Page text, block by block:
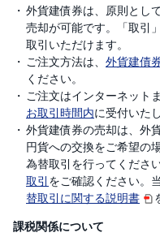
外貨建債券は、原則とし
売却が可能です。「取引
取引いただけます。
ご注文方法は、 外貨建債
ください。
ご注文はインターネット
お取引時間内に受付いた
外貨建債券の売却は、外
円貨への交換をご希望の
為替取引を行ってくださ
取引 をご確認ください。
替取引に関する説明書
課税関係について